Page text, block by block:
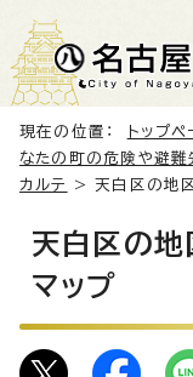
現在の位置： トップペ
なたの町の危険や避難
カルテ
> 天白区の地
天白区の地
マップ